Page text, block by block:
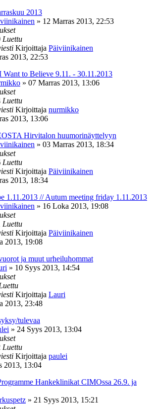
2013
» 12 Marras 2013, 22:53
Luettu
Kirjoittaja Päiviinikainen
2013, 22:53
Want to Believe 9.11. - 30.11.2013
» 07 Marras 2013, 13:06
Luettu
Kirjoittaja nurmikko
2013, 13:06
Hirvitalon huumorinäyttelyyn
» 03 Marras 2013, 18:34
Luettu
Kirjoittaja Päiviinikainen
2013, 18:34
1.11.2013 // Autum meeting friday 1.11.2013
» 16 Loka 2013, 19:08
Luettu
Kirjoittaja Päiviinikainen
2013, 19:08
ja muut urheiluhommat
» 10 Syys 2013, 14:54
Kirjoittaja Lauri
2013, 23:48
tulevaa
» 24 Syys 2013, 13:04
Luettu
Kirjoittaja paulei
2013, 13:04
Hankeklinikat CIMOssa 26.9. ja
» 21 Syys 2013, 15:21